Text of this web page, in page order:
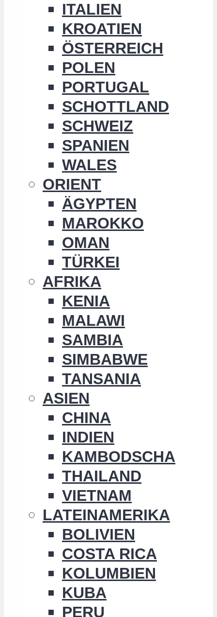
ITALIEN
KROATIEN
ÖSTERREICH
POLEN
PORTUGAL
SCHOTTLAND
SCHWEIZ
SPANIEN
WALES
ORIENT
ÄGYPTEN
MAROKKO
OMAN
TÜRKEI
AFRIKA
KENIA
MALAWI
SAMBIA
SIMBABWE
TANSANIA
ASIEN
CHINA
INDIEN
KAMBODSCHA
THAILAND
VIETNAM
LATEINAMERIKA
BOLIVIEN
COSTA RICA
KOLUMBIEN
KUBA
PERU